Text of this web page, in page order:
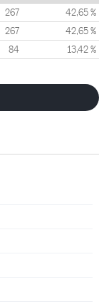
267 42,65 %
267 42,65 %
84 13,42 %